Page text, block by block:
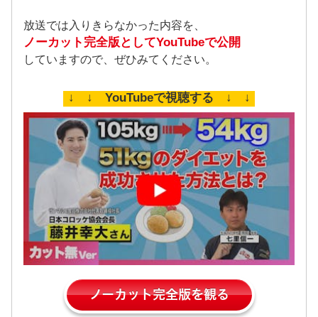
放送では入りきらなかった内容を、
ノーカット完全版としてYouTubeで公開
していますので、ぜひみてください。
↓ ↓ YouTubeで視聴する ↓ ↓
ノーカット完全版を観る